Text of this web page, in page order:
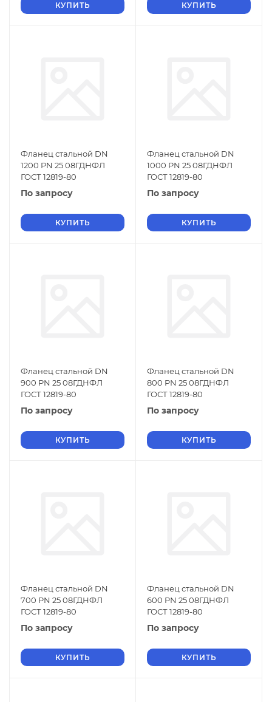
КУПИТЬ КУПИТЬ
Фланец стальной DN
1200 PN 25 08ГДНФЛ
ГОСТ 12819-80
По запросу
КУПИТЬ
Фланец стальной DN
1000 PN 25 08ГДНФЛ
ГОСТ 12819-80
По запросу
КУПИТЬ
Фланец стальной DN
900 PN 25 08ГДНФЛ
ГОСТ 12819-80
По запросу
КУПИТЬ
Фланец стальной DN
800 PN 25 08ГДНФЛ
ГОСТ 12819-80
По запросу
КУПИТЬ
Фланец стальной DN
700 PN 25 08ГДНФЛ
ГОСТ 12819-80
По запросу
КУПИТЬ
Фланец стальной DN
600 PN 25 08ГДНФЛ
ГОСТ 12819-80
По запросу
КУПИТЬ